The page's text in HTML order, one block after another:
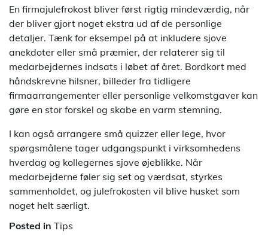
En firmajulefrokost bliver først rigtig mindeværdig, når
der bliver gjort noget ekstra ud af de personlige
detaljer. Tænk for eksempel på at inkludere sjove
anekdoter eller små præmier, der relaterer sig til
medarbejdernes indsats i løbet af året. Bordkort med
håndskrevne hilsner, billeder fra tidligere
firmaarrangementer eller personlige velkomstgaver kan
gøre en stor forskel og skabe en varm stemning.
I kan også arrangere små quizzer eller lege, hvor
spørgsmålene tager udgangspunkt i virksomhedens
hverdag og kollegernes sjove øjeblikke. Når
medarbejderne føler sig set og værdsat, styrkes
sammenholdet, og julefrokosten vil blive husket som
noget helt særligt.
Posted in Tips